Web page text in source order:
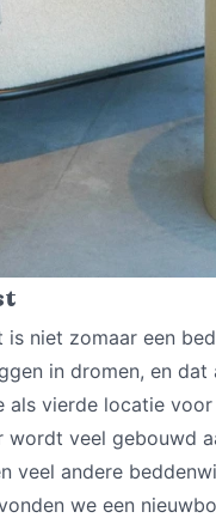
niet zomaar een
in dromen, en
als vierde locatie
wordt veel gebouwd
veel andere
we een